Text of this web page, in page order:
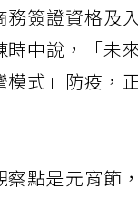
務簽證資格及
時中說，「未
模式」防疫，
察點是元宵節